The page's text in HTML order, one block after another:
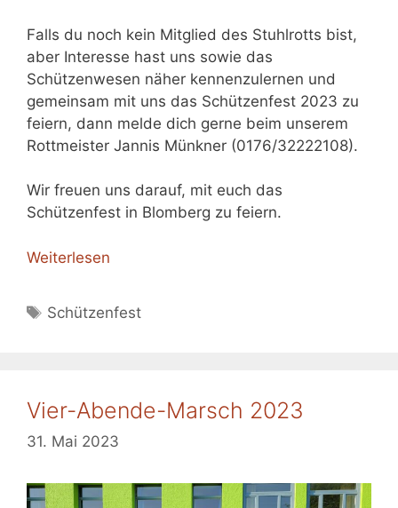
Falls du noch kein Mitglied des Stuhlrotts bist,
aber Interesse hast uns sowie das
Schützenwesen näher kennenzulernen und
gemeinsam mit uns das Schützenfest 2023 zu
feiern, dann melde dich gerne beim unserem
Rottmeister Jannis Münkner (0176/32222108).
Wir freuen uns darauf, mit euch das
Schützenfest in Blomberg zu feiern.
Weiterlesen
Schlagwörter
Schützenfest
Vier-Abende-Marsch 2023
31. Mai 2023